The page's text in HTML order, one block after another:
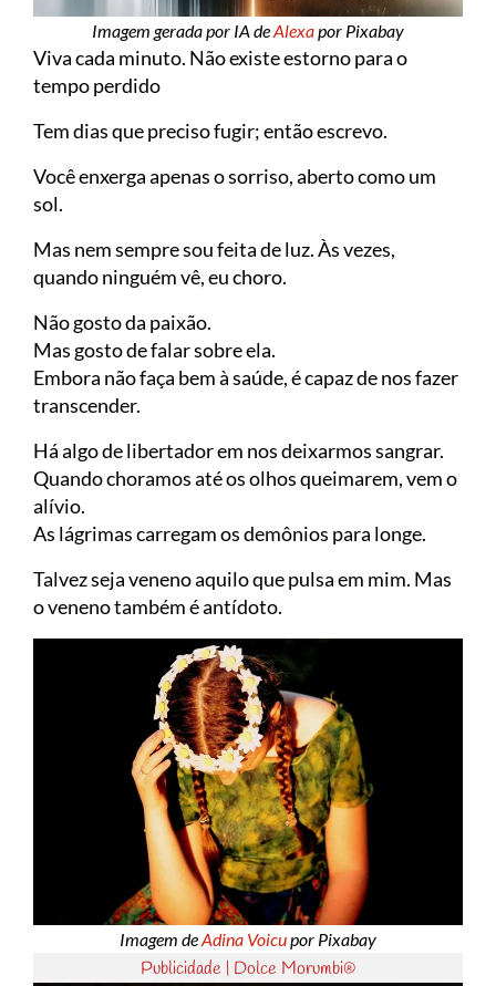
Imagem gerada por IA deAlexapor Pixabay
Viva cada minuto. Não existe estorno para o
tempo perdido
Tem dias que preciso fugir; então escrevo.
Você enxerga apenas o sorriso, aberto como um
sol.
Mas nem sempre sou feita de luz. Às vezes,
quando ninguém vê, eu choro.
Não gosto da paixão.
Mas gosto de falar sobre ela.
Embora não faça bem à saúde, é capaz de nos fazer
transcender.
Há algo de libertador em nos deixarmos sangrar.
Quando choramos até os olhos queimarem, vem o
alívio.
As lágrimas carregam os demônios para longe.
Talvez seja veneno aquilo que pulsa em mim. Mas
o veneno também é antídoto.
Imagem deAdina Voicupor Pixabay
Publicidade | Dolce Morumbi®